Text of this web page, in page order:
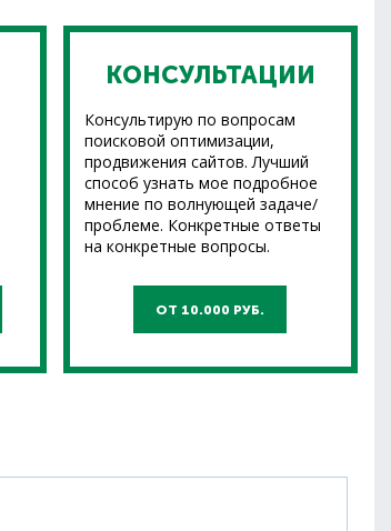
КОНСУЛЬТАЦИИ
Консультирую по вопросам
поисковой оптимизации,
продвижения сайтов. Лучший
способ узнать мое подробное
мнение по волнующей задаче/
проблеме. Конкретные ответы
на конкретные вопросы.
ОТ 10.000 РУБ.